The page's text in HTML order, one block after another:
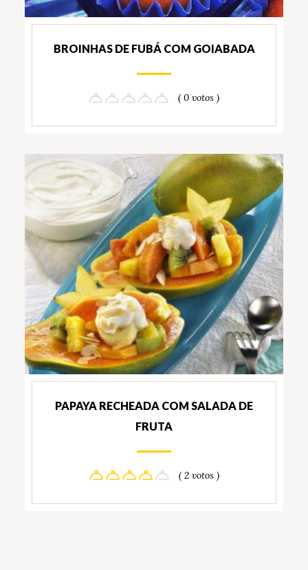
BROINHAS DE FUBÁ COM GOIABADA
( 0 votos )
PAPAYA RECHEADA COM SALADA DE
FRUTA
( 2 votos )